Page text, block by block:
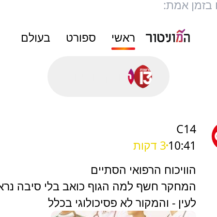
בזמן אמת:
ראשי ספורט בעולם
C14
10:41 3 דקות
הוויכוח הרפואי הסתיים
המחקר חשף למה הגוף כואב בלי סיבה
לעין - והמקור לא פסיכולוגי בכלל